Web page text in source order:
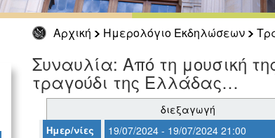
Αρχική Ημερολόγιο Εκδηλώσεων
Συναυλία: Από τη μουσική
τραγούδι της Ελλάδας…
διεξαγωγή
Ημερ/νίες 19/07/2024 - 19/07/2024 21:00